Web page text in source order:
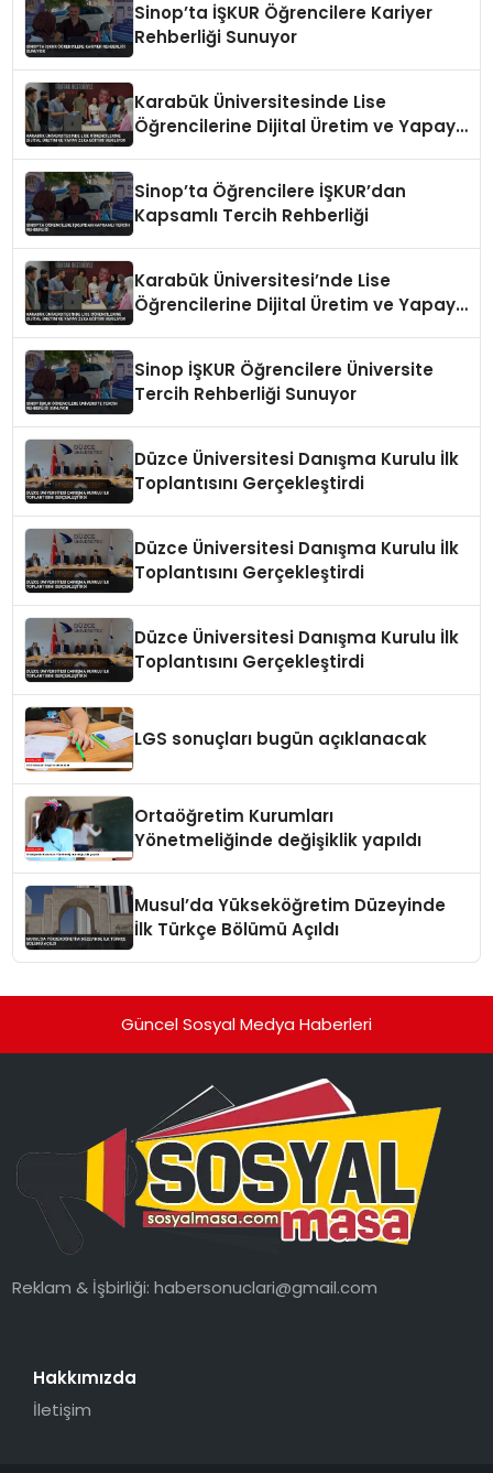
Sinop’ta İŞKUR Öğrencilere Kariyer
Rehberliği Sunuyor
Karabük Üniversitesinde Lise
Öğrencilerine Dijital Üretim ve Yapay
Sinop’ta Öğrencilere İŞKUR’dan
Kapsamlı Tercih Rehberliği
Karabük Üniversitesi’nde Lise
Öğrencilerine Dijital Üretim ve Yapay
Sinop İŞKUR Öğrencilere Üniversite
Tercih Rehberliği Sunuyor
Düzce Üniversitesi Danışma Kurulu İlk
Toplantısını Gerçekleştirdi
Düzce Üniversitesi Danışma Kurulu İlk
Toplantısını Gerçekleştirdi
Düzce Üniversitesi Danışma Kurulu İlk
Toplantısını Gerçekleştirdi
LGS sonuçları bugün açıklanacak
Ortaöğretim Kurumları
Yönetmeliğinde değişiklik yapıldı
Musul’da Yükseköğretim Düzeyinde
İlk Türkçe Bölümü Açıldı
Güncel Sosyal Medya Haberleri
Reklam & İşbirliği:habersonuclari@gmail.com
Hakkımızda
İletişim